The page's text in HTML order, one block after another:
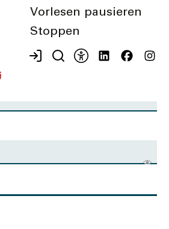
Vorlesen pausieren
Stoppen
*